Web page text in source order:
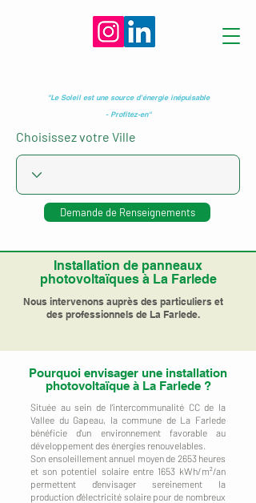
"Le Soleil est une source d’énergie inépuisable
- Profitez-en"
Choisissez votre Ville
Demande de Renseignements
Installation de panneaux
photovoltaïques à La Farlede
Nous intervenons auprès des particuliers et
des professionnels de La Farlede.
Pourquoi envisager une installation
photovoltaïque à La Farlede ?
Située au sein de l'intercommunalité CC de la
Vallee du Gapeau, la commune de La Farlede
bénéficie d'un environnement favorable au
développement des énergies renouvelables.
Son ensoleillement annuel moyen de 2653 heures
et son potentiel solaire entre 1653 kWh/m²/an
permettent d'envisager sereinement la
production d'électricité solaire pour de nombreux